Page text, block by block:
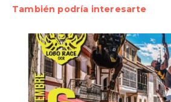
También podría interesarte